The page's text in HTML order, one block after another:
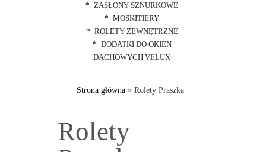
ZASŁONY SZNURKOWE
MOSKITIERY
ROLETY ZEWNĘTRZNE
DODATKI DO OKIEN
DACHOWYCH VELUX
Strona główna » Rolety Praszka
Rolety